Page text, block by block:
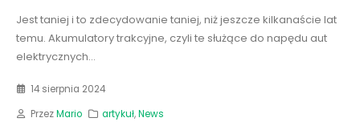
Jest taniej i to zdecydowanie taniej, niż jeszcze kilkanaście lat
temu. Akumulatory trakcyjne, czyli te służące do napędu aut
elektrycznych...
14 sierpnia 2024
PrzezMario artykuł,News